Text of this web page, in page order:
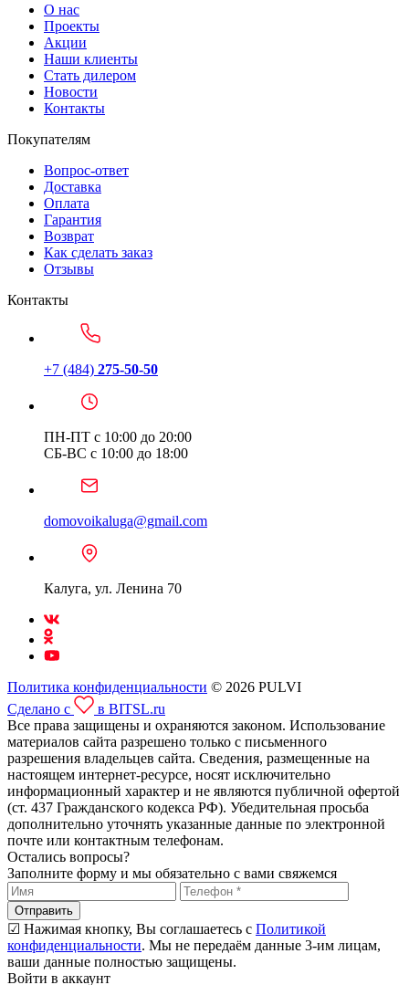
О нас
Проекты
Акции
Наши клиенты
Стать дилером
Новости
Контакты
Покупателям
Вопрос-ответ
Доставка
Оплата
Гарантия
Возврат
Как сделать заказ
Отзывы
Контакты
+7 (484) 275-50-50
ПН-ПТ с 10:00 до 20:00
СБ-ВС с 10:00 до 18:00
domovoikaluga@gmail.com
Калуга, ул. Ленина 70
Политика конфиденциальности © 2026 PULVI
Сделано с
в BITSL.ru
Все права защищены и охраняются законом. Использование
материалов сайта разрешено только с письменного
разрешения владельцев сайта. Сведения, размещенные на
настоящем интернет-ресурсе, носят исключительно
информационный характер и не являются публичной офертой
(ст. 437 Гражданского кодекса РФ). Убедительная просьба
дополнительно уточнять указанные данные по электронной
почте или контактным телефонам.
Остались вопросы?
Заполните форму и мы обязательно с вами свяжемся
Отправить
☑ Нажимая кнопку, Вы соглашаетесь с Политикой
конфиденциальности. Мы не передаём данные 3-им лицам,
ваши данные полностью защищены.
Войти в аккаунт